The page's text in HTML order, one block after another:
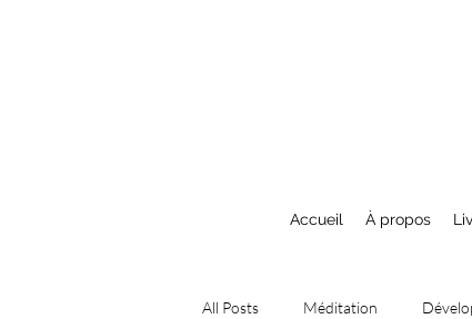
Accueil À propos
All Posts Méditation